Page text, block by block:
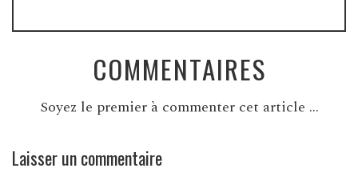
COMMENTAIRES
Soyez le premier à commenter cet article ...
Laisser un commentaire